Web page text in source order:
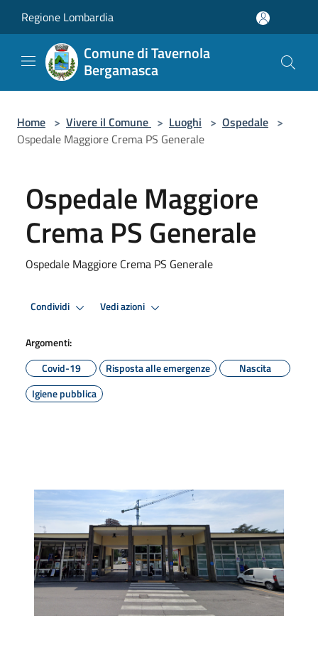
Regione Lombardia
Comune di Tavernola
Bergamasca
Home > Vivere il Comune > Luoghi > Ospedale >
Ospedale Maggiore Crema PS Generale
Ospedale Maggiore
Crema PS Generale
Ospedale Maggiore Crema PS Generale
Condividi Vedi azioni
Argomenti:
Covid-19
Risposta alle emergenze
Nascita
Igiene pubblica